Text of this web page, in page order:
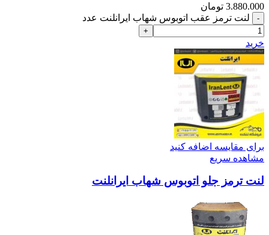
3.880.000 تومان
لنت ترمز عقب اتوبوس شهاب ایرانلنت عدد
خرید
برای مقایسه اضافه کنید
مشاهده سریع
لنت ترمز جلو اتوبوس شهاب ایرانلنت